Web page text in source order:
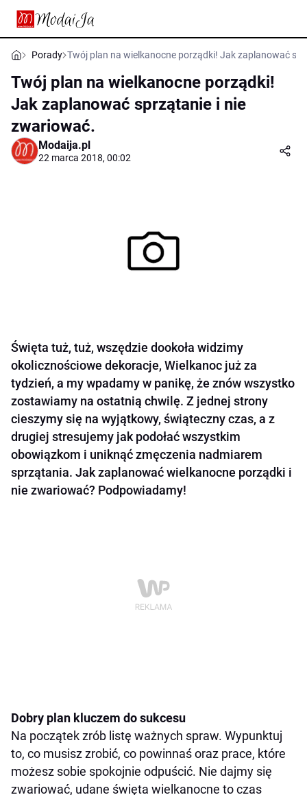
Porady Twój plan na wielkanocne porządki! Jak zaplanować
Twój plan na wielkanocne porządki!
Jak zaplanować sprzątanie i nie
zwariować.
Modaija.pl
22 marca 2018, 00:02
Święta tuż, tuż, wszędzie dookoła widzimy
okolicznościowe dekoracje, Wielkanoc już za
tydzień, a my wpadamy w panikę, że znów wszystko
zostawiamy na ostatnią chwilę. Z jednej strony
cieszymy się na wyjątkowy, świąteczny czas, a z
drugiej stresujemy jak podołać wszystkim
obowiązkom i uniknąć zmęczenia nadmiarem
sprzątania. Jak zaplanować wielkanocne porządki i
nie zwariować? Podpowiadamy!
Dobry plan kluczem do sukcesu
Na początek zrób listę ważnych spraw. Wypunktuj
to, co musisz zrobić, co powinnaś oraz prace, które
możesz sobie spokojnie odpuścić. Nie dajmy się
zwariować, udane święta wielkanocne to czas